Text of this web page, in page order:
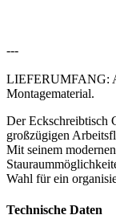
---
LIEFERUMFANG:
Montagematerial.
Der Eckschreibtisch
großzügigen
Mit seinem
Wahl für ein
Technische Daten